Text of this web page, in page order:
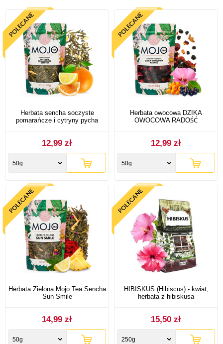
Herbata sencha soczyste
pomarańcze i cytryny pycha
12,99 zł
50g
Herbata owocowa DZIKA
OWOCOWA RADOŚĆ
12,99 zł
50g
Herbata Zielona Mojo Tea Sencha
Sun Smile
14,99 zł
50g
HIBISKUS (Hibiscus) - kwiat,
herbata z hibiskusa
15,50 zł
250g